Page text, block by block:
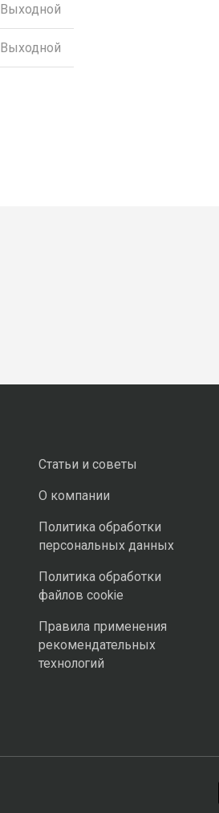
Выходной
Выходной
Статьи и советы
О компании
Политика обработки
персональных данных
Политика обработки
файлов cookie
Правила применения
рекомендательных
технологий